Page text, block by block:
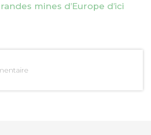
mines d’Europe d’ici